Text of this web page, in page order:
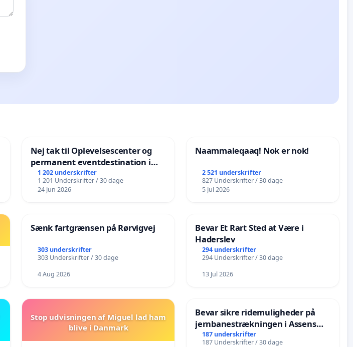
Nej tak til Oplevelsescenter og
permanent eventdestination i
Vejby - Ja tak til et levende
lokalområde i balance
1 202 underskrifter
1 201 Underskrifter / 30 dage
24 Jun 2026
Naammaleqaaq! Nok er nok!
2 521 underskrifter
827 Underskrifter / 30 dage
5 Jul 2026
Sænk fartgrænsen på Rørvigvej
303 underskrifter
303 Underskrifter / 30 dage
4 Aug 2026
Bevar Et Rart Sted at Være i
Haderslev
294 underskrifter
294 Underskrifter / 30 dage
13 Jul 2026
Stop udvisningen af Miguel lad ham
blive i Danmark
Bevar sikre ridemuligheder på
jernbanestrækningen i Assens
Kommune
187 underskrifter
187 Underskrifter / 30 dage